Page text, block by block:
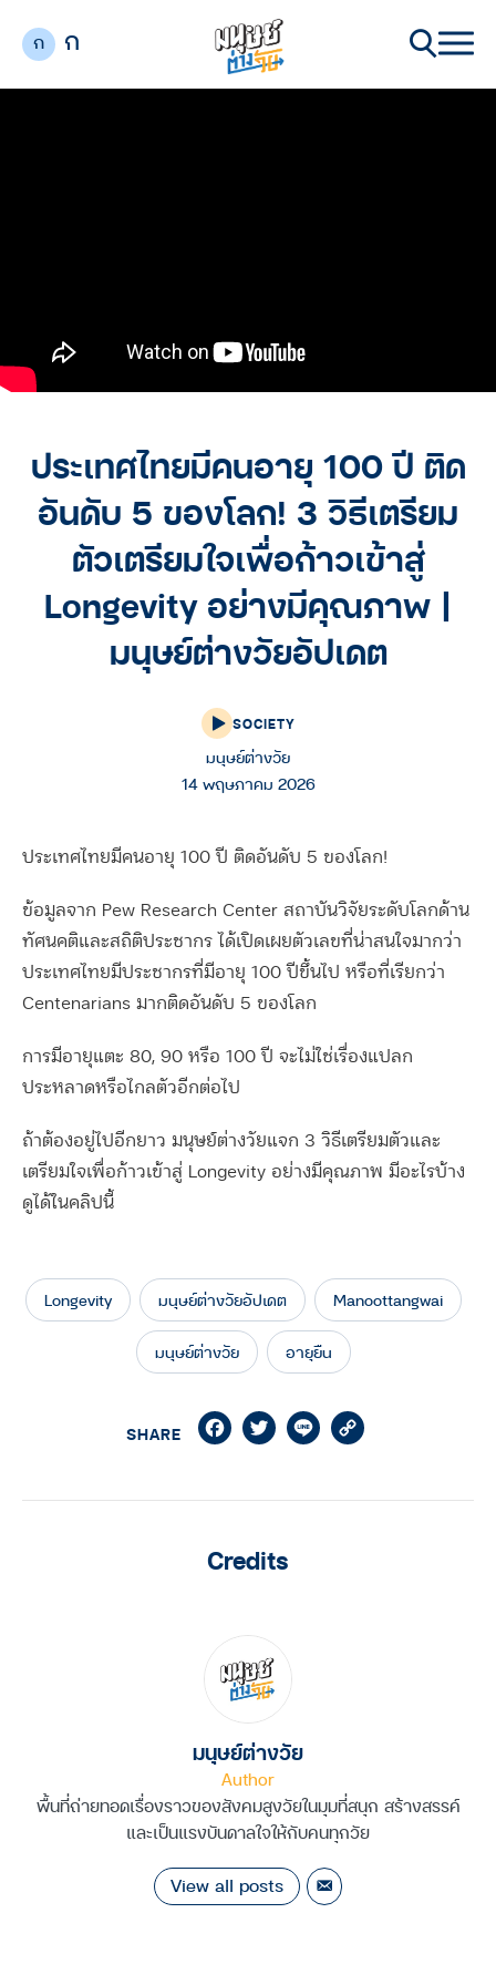
ก ก
ประเทศไทยมีคนอายุ 100 ปี ติด
อันดับ 5 ของโลก! 3 วิธีเตรียม
ตัวเตรียมใจเพื่อก้าวเข้าสู่
Longevity อย่างมีคุณภาพ |
มนุษย์ต่างวัยอัปเดต
SOCIETY
มนุษย์ต่างวัย
14 พฤษภาคม 2026
ประเทศไทยมีคนอายุ 100 ปี ติดอันดับ 5 ของโลก!
ข้อมูลจาก Pew Research Center สถาบันวิจัยระดับโลกด้าน
ทัศนคติและสถิติประชากร ได้เปิดเผยตัวเลขที่น่าสนใจมากว่า
ประเทศไทยมีประชากรที่มีอายุ 100 ปีขึ้นไป หรือที่เรียกว่า
Centenarians มากติดอันดับ 5 ของโลก
การมีอายุแตะ 80, 90 หรือ 100 ปี จะไม่ใช่เรื่องแปลก
ประหลาดหรือไกลตัวอีกต่อไป
ถ้าต้องอยู่ไปอีกยาว มนุษย์ต่างวัยแจก 3 วิธีเตรียมตัวและ
เตรียมใจเพื่อก้าวเข้าสู่ Longevity อย่างมีคุณภาพ มีอะไรบ้าง
ดูได้ในคลิปนี้
Longevity มนุษย์ต่างวัยอัปเดต Manoottangwai
มนุษย์ต่างวัย อายุยืน
SHARE FacebookTwitterLine
Credits
มนุษย์ต่างวัย
Author
พื้นที่ถ่ายทอดเรื่องราวของสังคมสูงวัยในมุมที่สนุก สร้างสรรค์
และเป็นแรงบันดาลใจให้กับคนทุกวัย
View all posts